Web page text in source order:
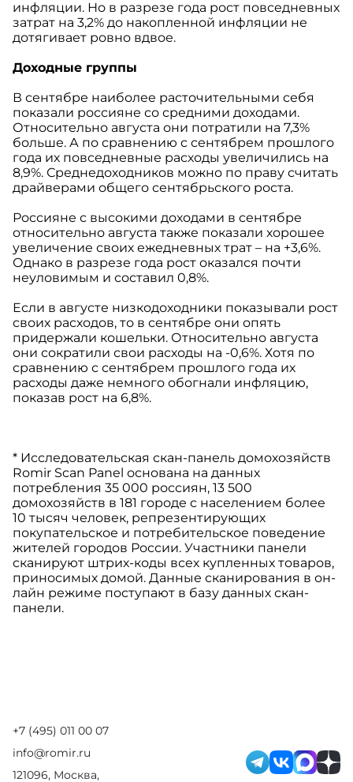
инфляции. Но в разрезе года рост повседневных
затрат на 3,2% до накопленной инфляции не
дотягивает ровно вдвое.
Доходные группы
В сентябре наиболее расточительными себя
показали россияне со средними доходами.
Относительно августа они потратили на 7,3%
больше. А по сравнению с сентябрем прошлого
года их повседневные расходы увеличились на
8,9%. Среднедоходников можно по праву считать
драйверами общего сентябрьского роста.
Россияне с высокими доходами в сентябре
относительно августа также показали хорошее
увеличение своих ежедневных трат – на +3,6%.
Однако в разрезе года рост оказался почти
неуловимым и составил 0,8%.
Если в августе низкодоходники показывали рост
своих расходов, то в сентябре они опять
придержали кошельки. Относительно августа
они сократили свои расходы на -0,6%. Хотя по
сравнению с сентябрем прошлого года их
расходы даже немного обогнали инфляцию,
показав рост на 6,8%.
* Исследовательская скан-панель домохозяйств
Romir Scan Panel основана на данных
потребления 35 000 россиян, 13 500
домохозяйств в 181 городе с населением более
10 тысяч человек, репрезентирующих
покупательское и потребительское поведение
жителей городов России. Участники панели
сканируют штрих-коды всех купленных товаров,
приносимых домой. Данные сканирования в он-
лайн режиме поступают в базу данных скан-
панели.
+7 (495) 011 00 07
info@romir.ru
121096, Москва,